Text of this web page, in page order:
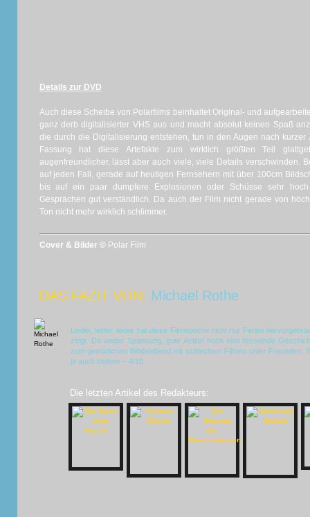
Details zur DVD
Auch diese Scheibe von Polarfilms beinhaltet Original- und
ganz derb digitalisierter VHS aus und macht absolut keinen Spaß
die durch die Digitalisierung entstehen, tun in den Augen nach kurzer
Fassung hat diese Artefakte zum wirklich größten Teil
augenfreundlicher, lässt aber auch viele, viele Details verschwinden.
auf jeden Fall, gerade auf heutigen Fernsehern mit über 100cm
bis auf ein paar dumpfere Explosionen oder Schüsse sehr
Gesprächen gut verständlich. Da auch der Film nicht gerade von
Ton nicht mehr wirklich schlimmer.
Cover & Bilder © Polar Film
DAS FAZIT VON: Michael Rothe
Leider, leider, leider hat diese Filmepoche nicht nur Perlen
zeigt. Da weder Spannung, gute Action noch eine fesselnde
zum gemütlichen Blödelabend mit schlechten Filmen unter Freunden.
ja auch bleiben – 4/10.
Die letzten Artikel des Redakteurs: